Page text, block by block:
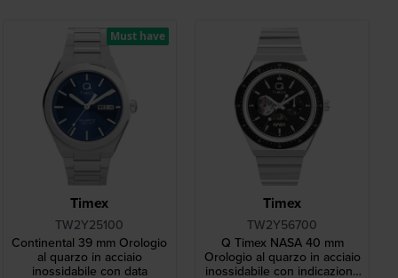
Timex
TW2Y25100
Continental 39 mm Orologio
al quarzo in acciaio
inossidabile con data
Must have
Timex
TW2Y56700
Q Timex NASA 40 mm
Orologio al quarzo in acciaio
inossidabile con indicazione